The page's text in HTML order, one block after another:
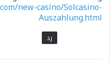
new-casino/Solcasino-
Auszahlung.html
رد